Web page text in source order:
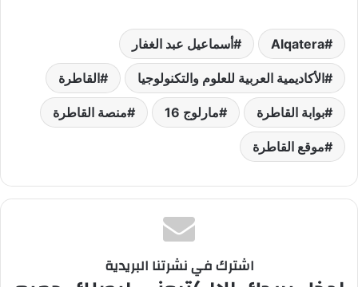
Alqatera أسماعيل عبد الغفار
الأكاديمية العربية للعلوم والتكنولوجيا القاطرة
بوابة القاطرة مارلوج 16 منصة القاطرة
موقع القاطرة
اشترك في نشرتنا البريدية